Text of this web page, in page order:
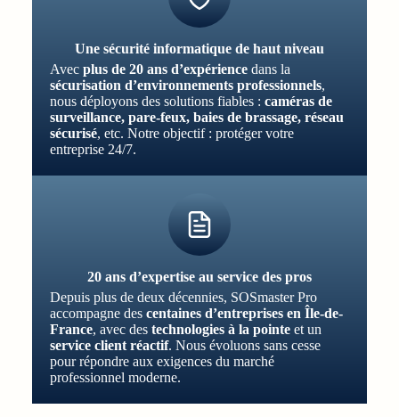
Une sécurité informatique de haut niveau
Avec plus de 20 ans d’expériencedans la
sécurisation d’environnements professionnels,
nous déployons des solutions fiables : caméras de
surveillance, pare-feux, baies de brassage, réseau
sécurisé, etc. Notre objectif : protéger votre
entreprise 24/7.
20 ans d’expertise au service des pros
Depuis plus de deux décennies, SOSmaster Pro
accompagne des centaines d’entreprises en Île-de-
France, avec des technologies à la pointeet un
service client réactif. Nous évoluons sans cesse
pour répondre aux exigences du marché
professionnel moderne.